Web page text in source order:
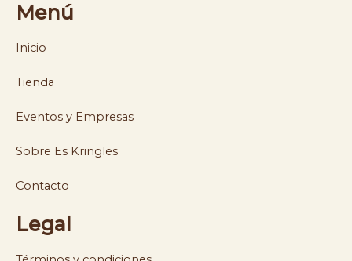
Menú
Inicio
Tienda
Eventos y Empresas
Sobre Es Kringles
Contacto
Legal